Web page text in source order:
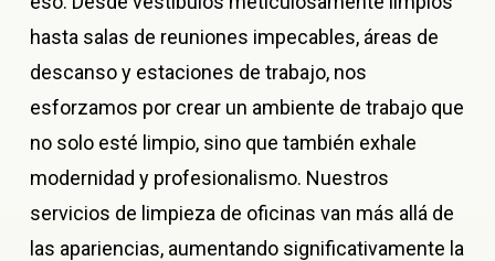
hasta salas de reuniones impecables, áreas de
descanso y estaciones de trabajo, nos
esforzamos por crear un ambiente de trabajo que
no solo esté limpio, sino que también exhale
modernidad y profesionalismo. Nuestros
servicios de limpieza de oficinas van más allá de
las apariencias, aumentando significativamente la